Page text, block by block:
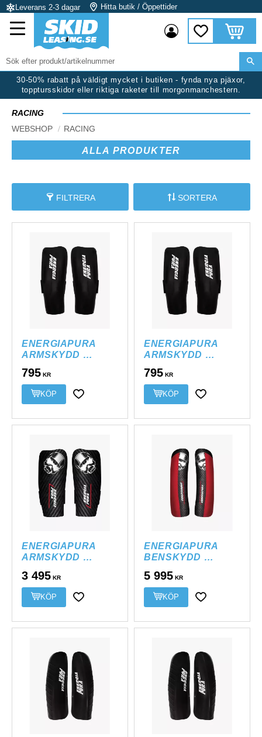
Meny
Leverans 2-3 dagar Hitta butik / Öppettider
Favoriter
Kundvagn
30-50% rabatt på väldigt mycket i butiken - fynda nya pjäxor,
topptursskidor eller riktiga raketer till morgonmanchestern.
RACING
WEBSHOP
RACING
ALLA PRODUKTER
FILTRERA SORTERA
ENERGIAPURA
ARMSKYDD
795 KR
Lägg till i favoriter
KÖP
ENERGIAPURA
ARMSKYDD
795 KR
Lägg till i
KÖP
ENERGIAPURA
ARMSKYDD
WC
3 495 KR
Lägg till i favoriter
ENERGIAPURA
BENSKYDD
5 995 KR
Lägg till i
KÖP